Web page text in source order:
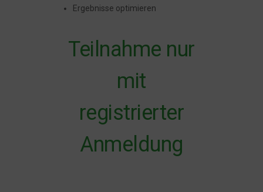
Ergebnisse optimieren
Teilnahme nur
mit
registrierter
Anmeldung